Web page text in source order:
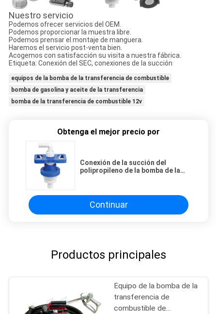
Nuestro servicio
Podemos ofrecer servicios del OEM.
Podemos proporcionar la muestra libre.
Podemos prensar el montaje de manguera.
Haremos el servicio post-venta bien.
Acogemos con satisfacción su visita a nuestra fábrica.
Etiqueta: Conexión del SEC, conexiones de la succión
equipos de la bomba de la transferencia de combustible
bomba de gasolina y aceite de la transferencia
bomba de la transferencia de combustible 12v
Obtenga el mejor precio por
Conexión de la succión del
polipropileno de la bomba de la
3/4 pulgada
Continuar
Productos principales
Equipo de la bomba de la
transferencia de
combustible de